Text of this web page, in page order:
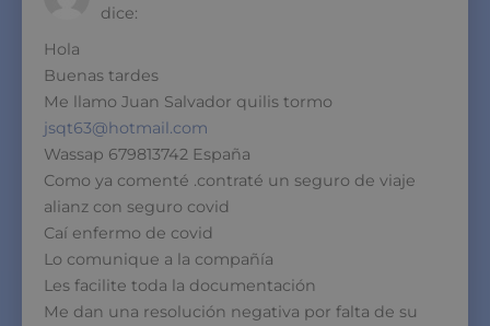
dice:
Hola
Buenas tardes
Me llamo Juan Salvador quilis tormo
jsqt63@hotmail.com
Wassap 679813742 España
Como ya comenté .contraté un seguro de viaje
alianz con seguro covid
Caí enfermo de covid
Lo comunique a la compañía
Les facilite toda la documentación
Me dan una resolución negativa por falta de su